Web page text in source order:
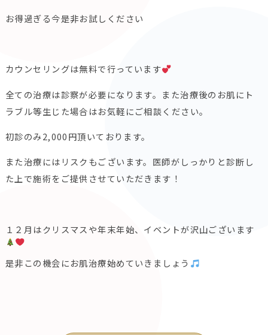
お得過ぎる今是非お試しください
カウンセリングは無料で行っています
全ての治療は診察が必要になります。また治療後のお肌にト
ラブル等生じた場合はお気軽にご相談ください。
初診のみ2,000円頂いております。
また治療にはリスクもございます。医師がしっかりと診断し
た上で施術をご提供させていただきます！
１２月はクリスマスや年末年始、イベントが沢山ございます
是非この機会にお肌治療始めていきましょう